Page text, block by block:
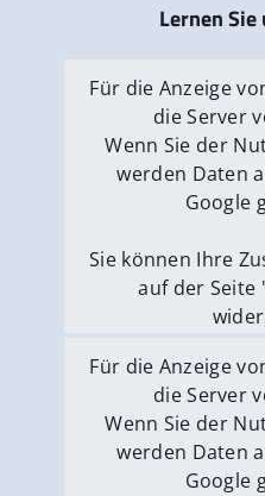
Lernen
Für die Anzeige
die Server
Wenn Sie der
werden Daten
Google
Sie können Ihre
auf der Seite
Externe
Für die Anzeige
die Server
Wenn Sie der
werden Daten
Google